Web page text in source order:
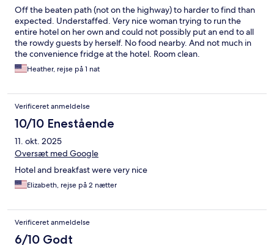
Off the beaten path (not on the highway) to harder to find than
expected. Understaffed. Very nice woman trying to run the
entire hotel on her own and could not possibly put an end to all
the rowdy guests by herself. No food nearby. And not much in
the convenience fridge at the hotel. Room clean.
Heather, rejse på 1 nat
Verificeret anmeldelse
10/10 Enestående
11. okt. 2025
Oversæt med Google
Hotel and breakfast were very nice
Elizabeth, rejse på 2 nætter
Verificeret anmeldelse
6/10 Godt